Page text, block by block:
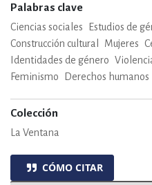
Palabras clave
Ciencias sociales Estudios de
Construcción cultural
Mujeres
Identidades de género
Feminismo
Derechos humanos
Colección
La Ventana
CÓMO CITAR